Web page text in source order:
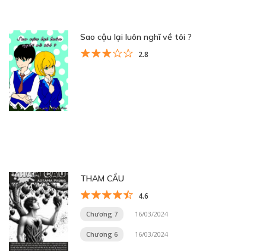
Sao cậu lại luôn nghĩ về tôi ?
2.8
THAM CẦU
4.6
Chương 7 16/03/2024
Chương 6 16/03/2024